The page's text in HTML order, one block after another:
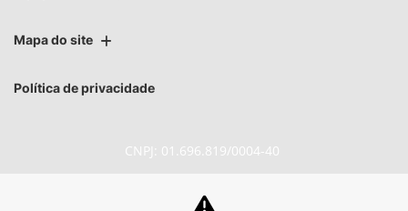
Mapa do site
Política de privacidade
CNPJ: 01.696.819/0004-40